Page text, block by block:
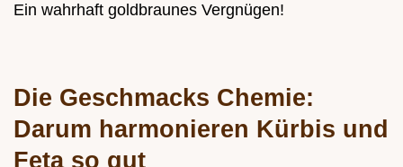
Ein wahrhaft goldbraunes Vergnügen!
Die Geschmacks Chemie:
Darum harmonieren Kürbis und
Feta so gut